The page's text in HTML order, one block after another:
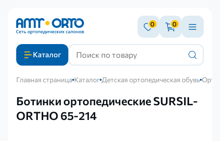
0 0
Каталог
Главная страница Каталог Детская ортопедическая обувь
Ботинки ортопедические SURSIL-
ORTHO 65-214